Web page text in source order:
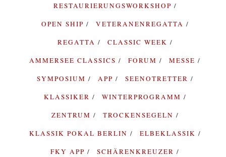
RESTAURIERUNGSWORKSHOP
OPEN SHIP
VETERANENREGATTA
REGATTA
CLASSIC WEEK
AMMERSEE CLASSICS
FORUM
MESSE
SYMPOSIUM
APP
SEENOTRETTER
KLASSIKER
WINTERPROGRAMM
ZENTRUM
TROCKENSEGELN
KLASSIK POKAL BERLIN
ELBEKLASSIK
FKY APP
SCHÄRENKREUZER